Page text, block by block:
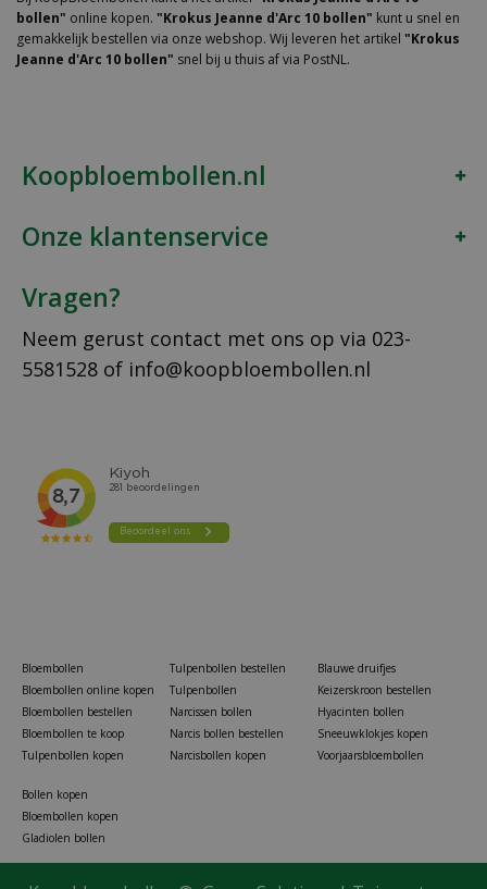
bollen" online kopen. "Krokus Jeanne d'Arc 10 bollen" kunt u snel en
gemakkelijk bestellen via onze webshop. Wij leveren het artikel "Krokus
Jeanne d'Arc 10 bollen" snel bij u thuis af via PostNL.
Koopbloembollen.nl
Onze klantenservice
Vragen?
Neem gerust contact met ons op via 023-
5581528 of info@koopbloembollen.nl
Bloembollen
Bloembollen online kopen
Bloembollen bestellen
Bloembollen te koop
Tulpenbollen kopen
Tulpenbollen bestellen
Tulpenbollen
Narcissen bollen
Narcis bollen bestellen
Narcisbollen kopen
Blauwe druifjes
Keizerskroon bestellen
Hyacinten bollen
Sneeuwklokjes kopen
Voorjaarsbloembollen
Bollen kopen
Bloembollen kopen
Gladiolen bollen